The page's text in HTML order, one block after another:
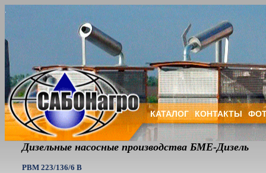
Дизельные насосные производства БМЕ-Дизель
КАТАЛОГ КОНТАКТЫ
PBM 223/136/6 B